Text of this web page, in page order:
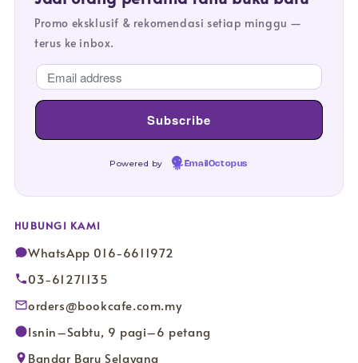
Promo eksklusif & rekomendasi setiap minggu —
terus ke inbox.
Powered by EmailOctopus
HUBUNGI KAMI
WhatsApp 016-6611972
03-61271135
orders@bookcafe.com.my
Isnin–Sabtu, 9 pagi–6 petang
Bandar Baru Selayang